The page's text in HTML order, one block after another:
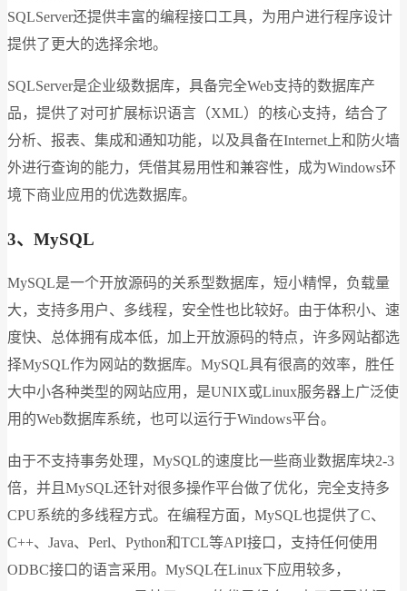
SQLServer还提供丰富的编程接口工具，为用户进行程序设计
提供了更大的选择余地。
SQLServer是企业级数据库，具备完全Web支持的数据库产
品，提供了对可扩展标识语言（XML）的核心支持，结合了
分析、报表、集成和通知功能，以及具备在Internet上和防火墙
外进行查询的能力，凭借其易用性和兼容性，成为Windows环
境下商业应用的优选数据库。
3、MySQL
MySQL是一个开放源码的关系型数据库，短小精悍，负载量
大，支持多用户、多线程，安全性也比较好。由于体积小、速
度快、总体拥有成本低，加上开放源码的特点，许多网站都选
择MySQL作为网站的数据库。MySQL具有很高的效率，胜任
大中小各种类型的网站应用，是UNIX或Linux服务器上广泛使
用的Web数据库系统，也可以运行于Windows平台。
由于不支持事务处理，MySQL的速度比一些商业数据库块2-3
倍，并且MySQL还针对很多操作平台做了优化，完全支持多
CPU系统的多线程方式。在编程方面，MySQL也提供了C、
C++、Java、Perl、Python和TCL等API接口，支持任何使用
ODBC接口的语言采用。MySQL在Linux下应用较多，